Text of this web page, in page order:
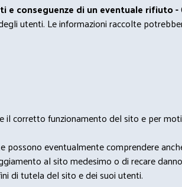
conseguenze di un eventuale rifiuto -
utenti. Le informazioni raccolte
corretto funzionamento del sito e per
eventualmente comprendere
al sito medesimo o di recare
di tutela del sito e dei suoi utenti.